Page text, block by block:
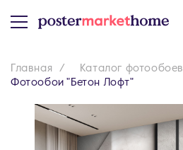
Главная
Каталог фотообоев
Фотообои "Бетон Лофт"